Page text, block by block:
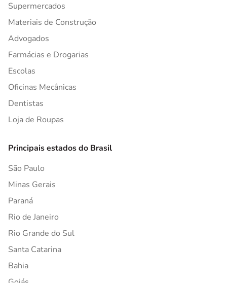
Supermercados
Materiais de Construção
Advogados
Farmácias e Drogarias
Escolas
Oficinas Mecânicas
Dentistas
Loja de Roupas
Principais estados do Brasil
São Paulo
Minas Gerais
Paraná
Rio de Janeiro
Rio Grande do Sul
Santa Catarina
Bahia